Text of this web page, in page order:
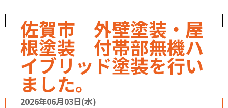
佐賀市 外壁塗装・屋
根塗装 付帯部無機ハ
イブリッド塗装を行い
ました。
2026年06月03日(水)